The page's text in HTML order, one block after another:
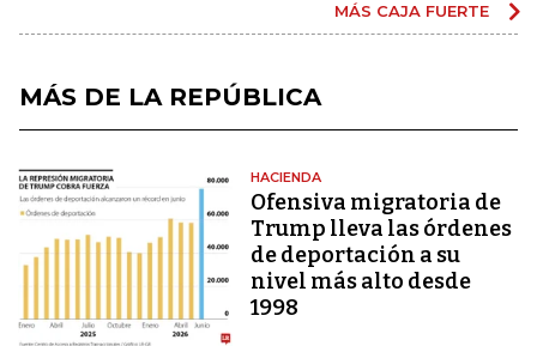
MÁS CAJA FUERTE
MÁS DE LA REPÚBLICA
HACIENDA
Ofensiva migratoria de
Trump lleva las órdenes
de deportación a su
nivel más alto desde
1998